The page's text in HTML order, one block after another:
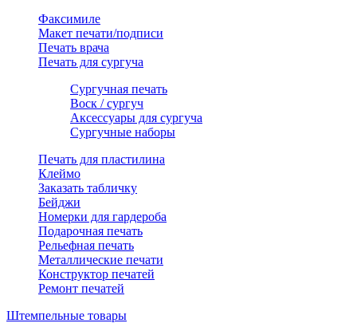
Факсимиле
Макет печати/подписи
Печать врача
Печать для сургуча
Сургучная печать
Воск / сургуч
Аксессуары для сургуча
Сургучные наборы
Печать для пластилина
Клеймо
Заказать табличку
Бейджи
Номерки для гардероба
Подарочная печать
Рельефная печать
Металлические печати
Конструктор печатей
Ремонт печатей
Штемпельные товары